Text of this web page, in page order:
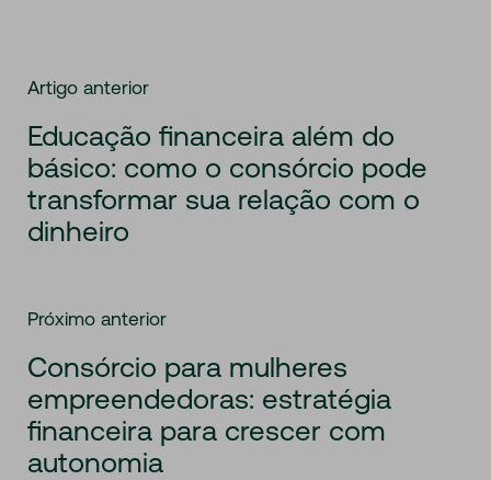
Artigo anterior
Educação financeira além do
básico: como o consórcio pode
transformar sua relação com o
dinheiro
Próximo anterior
Consórcio para mulheres
empreendedoras: estratégia
financeira para crescer com
autonomia